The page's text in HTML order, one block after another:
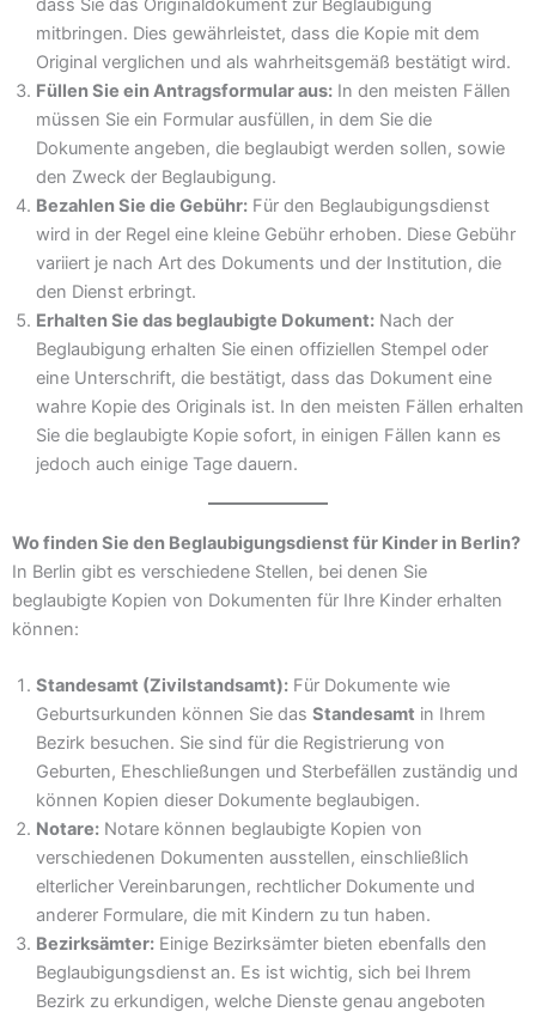
dass Sie das Originaldokument zur Beglaubigung
mitbringen. Dies gewährleistet, dass die Kopie mit dem
Original verglichen und als wahrheitsgemäß bestätigt wird.
Füllen Sie ein Antragsformular aus: In den meisten Fällen
müssen Sie ein Formular ausfüllen, in dem Sie die
Dokumente angeben, die beglaubigt werden sollen, sowie
den Zweck der Beglaubigung.
Bezahlen Sie die Gebühr: Für den Beglaubigungsdienst
wird in der Regel eine kleine Gebühr erhoben. Diese Gebühr
variiert je nach Art des Dokuments und der Institution, die
den Dienst erbringt.
Erhalten Sie das beglaubigte Dokument: Nach der
Beglaubigung erhalten Sie einen offiziellen Stempel oder
eine Unterschrift, die bestätigt, dass das Dokument eine
wahre Kopie des Originals ist. In den meisten Fällen erhalten
Sie die beglaubigte Kopie sofort, in einigen Fällen kann es
jedoch auch einige Tage dauern.
Wo finden Sie den Beglaubigungsdienst für Kinder in Berlin?
In Berlin gibt es verschiedene Stellen, bei denen Sie
beglaubigte Kopien von Dokumenten für Ihre Kinder erhalten
können:
Standesamt (Zivilstandsamt): Für Dokumente wie
Geburtsurkunden können Sie das Standesamt in Ihrem
Bezirk besuchen. Sie sind für die Registrierung von
Geburten, Eheschließungen und Sterbefällen zuständig und
können Kopien dieser Dokumente beglaubigen.
Notare: Notare können beglaubigte Kopien von
verschiedenen Dokumenten ausstellen, einschließlich
elterlicher Vereinbarungen, rechtlicher Dokumente und
anderer Formulare, die mit Kindern zu tun haben.
Bezirksämter: Einige Bezirksämter bieten ebenfalls den
Beglaubigungsdienst an. Es ist wichtig, sich bei Ihrem
Bezirk zu erkundigen, welche Dienste genau angeboten